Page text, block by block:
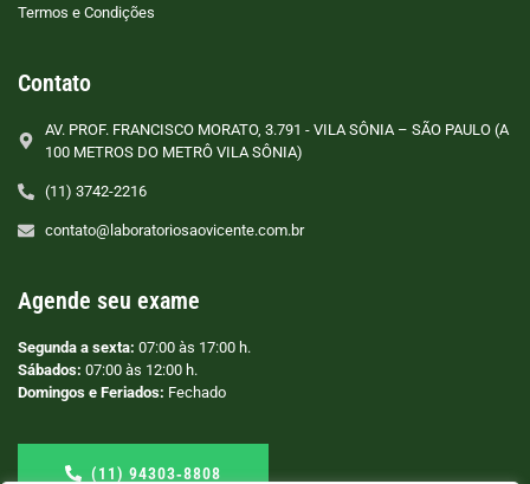
Termos e Condições
Contato
AV. PROF. FRANCISCO MORATO, 3.791 - VILA SÔNIA – SÃO PAULO (A
100 METROS DO METRÔ VILA SÔNIA)
(11) 3742-2216
contato@laboratoriosaovicente.com.br
Agende seu exame
Segunda a sexta: 07:00 às 17:00 h.
Sábados: 07:00 às 12:00 h.
Domingos e Feriados: Fechado
(11) 94303‑8808